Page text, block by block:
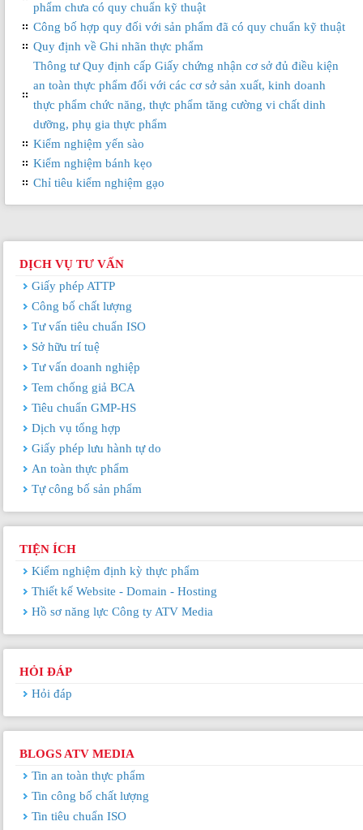
phẩm chưa có quy chuẩn kỹ thuật
Công bố hợp quy đối với sản phẩm đã có quy chuẩn kỹ thuật
Quy định về Ghi nhãn thực phẩm
Thông tư Quy định cấp Giấy chứng nhận cơ sở đủ điều kiện
an toàn thực phẩm đối với các cơ sở sản xuất, kinh doanh
thực phẩm chức năng, thực phẩm tăng cường vi chất dinh
dưỡng, phụ gia thực phẩm
Kiểm nghiệm yến sào
Kiểm nghiệm bánh kẹo
Chỉ tiêu kiểm nghiệm gạo
DỊCH VỤ TƯ VẤN
Giấy phép ATTP
Công bố chất lượng
Tư vấn tiêu chuẩn ISO
Sở hữu trí tuệ
Tư vấn doanh nghiệp
Tem chống giả BCA
Tiêu chuẩn GMP-HS
Dịch vụ tổng hợp
Giấy phép lưu hành tự do
An toàn thực phẩm
Tự công bố sản phẩm
TIỆN ÍCH
Kiểm nghiệm định kỳ thực phẩm
Thiết kế Website - Domain - Hosting
Hồ sơ năng lực Công ty ATV Media
HỎI ĐÁP
Hỏi đáp
BLOGS ATV MEDIA
Tin an toàn thực phẩm
Tin công bố chất lượng
Tin tiêu chuẩn ISO